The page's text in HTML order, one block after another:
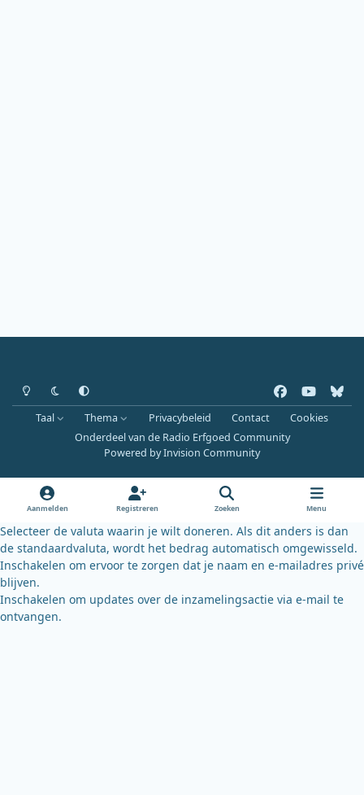
Heldere modus
Donkere modus
Systeemvoorkeur
a
c
e
k
o
u
b
l
u
k
y
Taal Thema Privacybeleid Contact
Cookies
Onderdeel van de Radio Erfgoed Community
Powered byInvision Community
Aanmelden Registreren Zoeken Menu
Selecteer de valuta waarin je wilt doneren. Als dit anders is dan
de standaardvaluta, wordt het bedrag automatisch omgewisseld.
Inschakelen om ervoor te zorgen dat je naam en e-mailadres privé
blijven.
Inschakelen om updates over de inzamelingsactie via e-mail te
ontvangen.